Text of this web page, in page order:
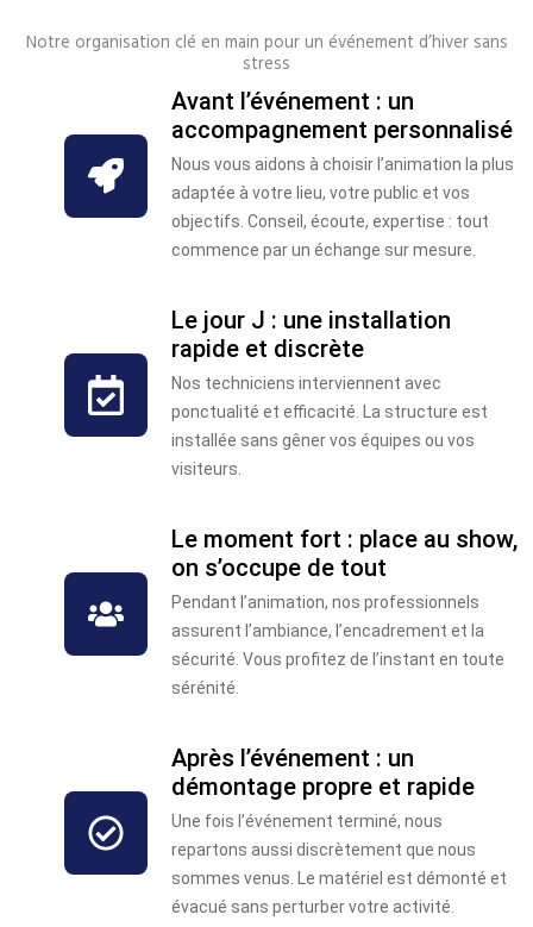
Notre organisation clé en main pour un événement d’hiver sans
stress
Avant l’événement : un
accompagnement personnalisé
Nous vous aidons à choisir l’animation la plus
adaptée à votre lieu, votre public et vos
objectifs. Conseil, écoute, expertise : tout
commence par un échange sur mesure.
Le jour J : une installation
rapide et discrète
Nos techniciens interviennent avec
ponctualité et efficacité. La structure est
installée sans gêner vos équipes ou vos
visiteurs.
Le moment fort : place au show,
on s’occupe de tout
Pendant l’animation, nos professionnels
assurent l’ambiance, l’encadrement et la
sécurité. Vous profitez de l’instant en toute
sérénité.
Après l’événement : un
démontage propre et rapide
Une fois l’événement terminé, nous
repartons aussi discrètement que nous
sommes venus. Le matériel est démonté et
évacué sans perturber votre activité.